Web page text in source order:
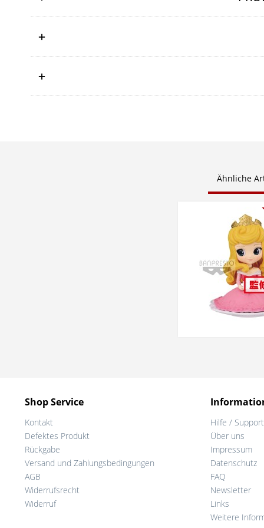
Ähnliche
Shop Service
Kontakt
Defektes Produkt
Rückgabe
Versand und Zahlungsbedingungen
AGB
Widerrufsrecht
Widerruf
Hilfe / Support
Über uns
Impressum
Datenschutz
FAQ
Newsletter
Links
Weitere